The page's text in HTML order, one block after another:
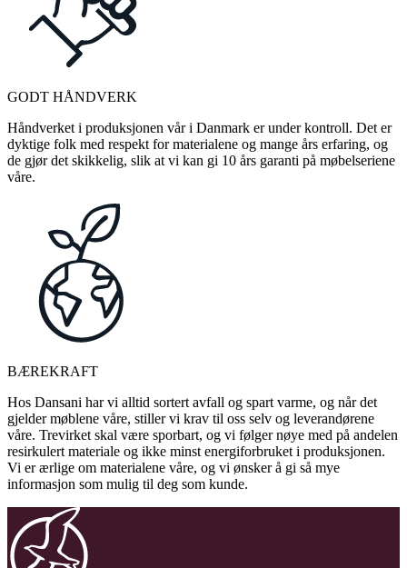
GODT HÅNDVERK
Håndverket i produksjonen vår i Danmark er under kontroll. Det er
dyktige folk med respekt for materialene og mange års erfaring, og
de gjør det skikkelig, slik at vi kan gi 10 års garanti på møbelseriene
våre.
BÆREKRAFT
Hos Dansani har vi alltid sortert avfall og spart varme, og når det
gjelder møblene våre, stiller vi krav til oss selv og leverandørene
våre. Trevirket skal være sporbart, og vi følger nøye med på andelen
resirkulert materiale og ikke minst energiforbruket i produksjonen.
Vi er ærlige om materialene våre, og vi ønsker å gi så mye
informasjon som mulig til deg som kunde.